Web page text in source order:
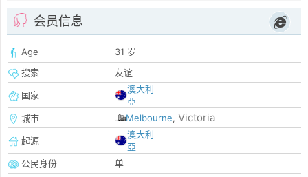
会员信息
Age
31 岁
搜索
友谊
国家
澳大利
亞
城市
Melbourne, Victoria
起源
澳大利
亞
公民身份
单